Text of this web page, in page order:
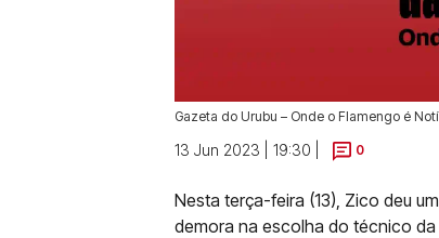
Gazeta do Urubu – Onde o Flamengo é
13 Jun 2023 | 19:30 | 0
Nesta terça-feira (13), Zico deu
demora na escolha do técnico